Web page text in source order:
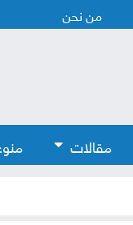
من نحن
مقالات